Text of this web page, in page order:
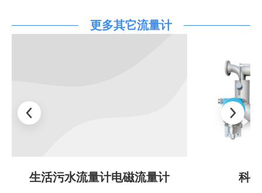
更多其它流量计
生活污水流量计电磁流量计
科